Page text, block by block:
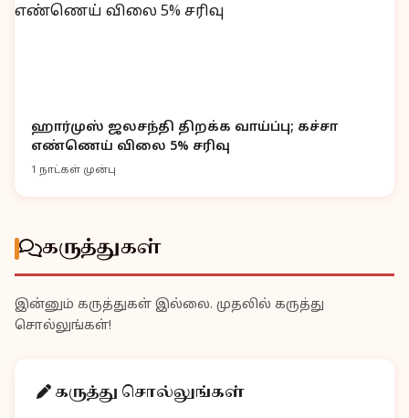
ஹார்முஸ் ஜலசந்தி திறக்க வாய்ப்பு; கச்சா
எண்ணெய் விலை 5% சரிவு
1 நாட்கள் முன்பு
கருத்துகள்
இன்னும் கருத்துகள் இல்லை. முதலில் கருத்து
சொல்லுங்கள்!
கருத்து சொல்லுங்கள்